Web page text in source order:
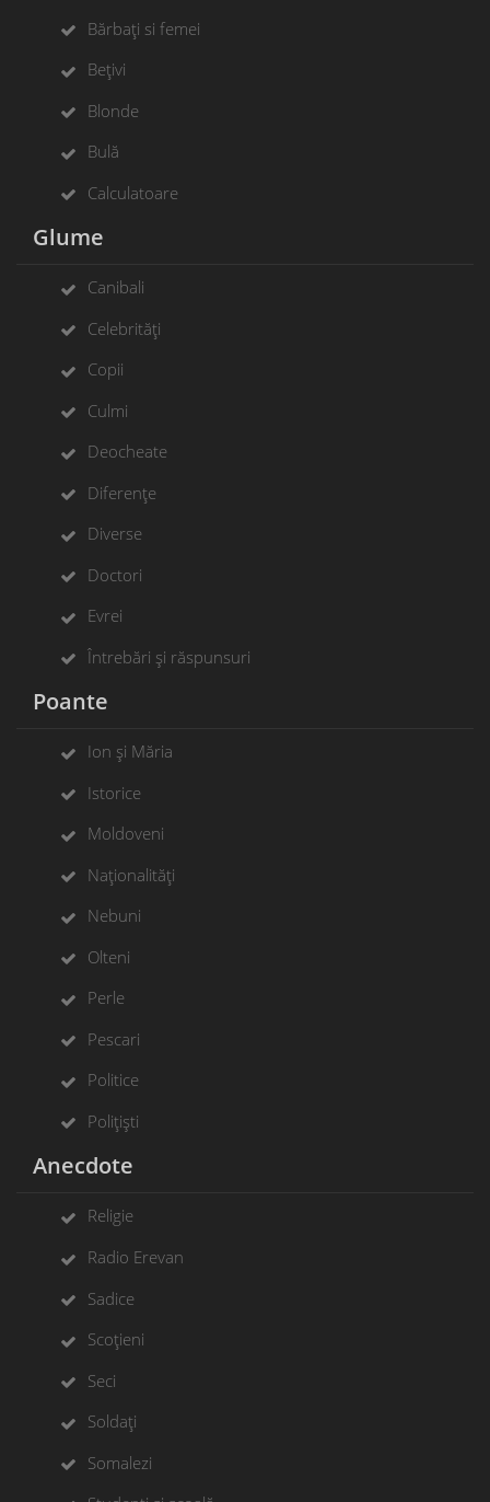
Bărbați si femei
Bețivi
Blonde
Bulă
Calculatoare
Glume
Canibali
Celebrități
Copii
Culmi
Deocheate
Diferențe
Diverse
Doctori
Evrei
Întrebări și răspunsuri
Poante
Ion și Măria
Istorice
Moldoveni
Naționalități
Nebuni
Olteni
Perle
Pescari
Politice
Polițiști
Anecdote
Religie
Radio Erevan
Sadice
Scoțieni
Seci
Soldați
Somalezi